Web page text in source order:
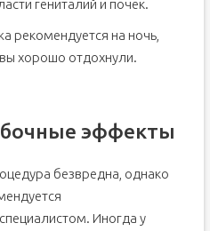
гениталий и почек.
рекомендуется на ночь,
хорошо отдохнули.
эффекты
безвредна, однако
Иногда у